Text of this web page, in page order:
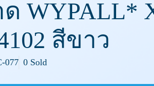
WYPALL*
สีขาว
077 0 Sold